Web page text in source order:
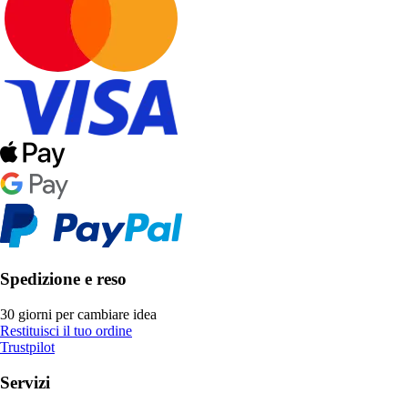
Spedizione e reso
30 giorni per cambiare idea
Restituisci il tuo ordine
Trustpilot
Servizi